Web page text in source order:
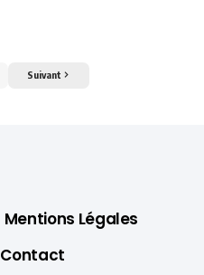
Suivant
Mentions Légales
Contact